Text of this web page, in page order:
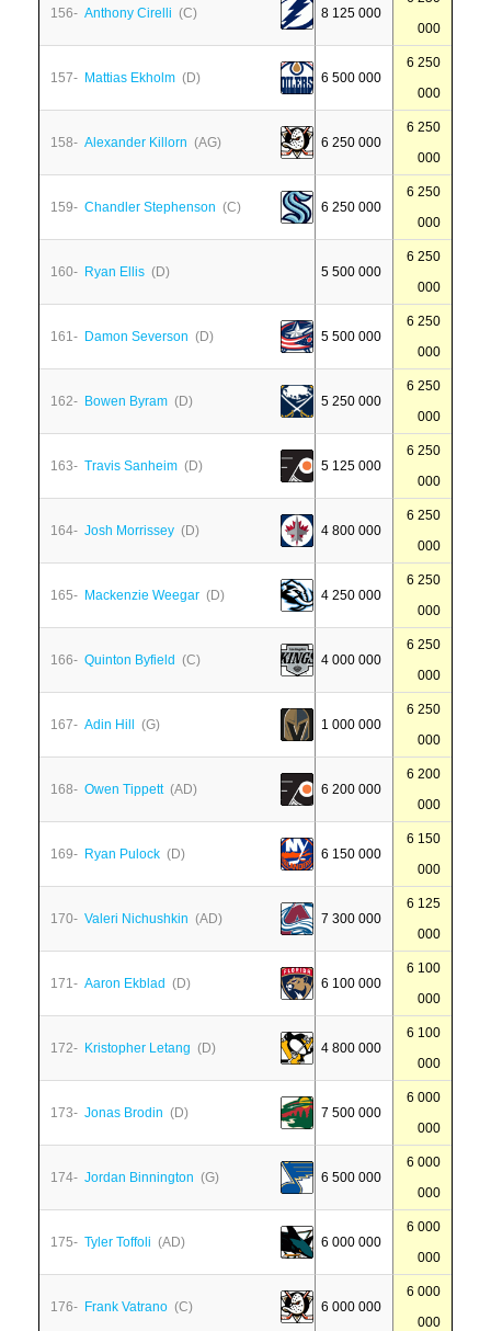
156- Anthony Cirelli (C) 8 125 000
000
157- Mattias Ekholm (D) 6 500 000
6 250
000
158- Alexander Killorn (AG) 6 250 000
6 250
000
159- Chandler Stephenson (C) 6 250 000
6 250
000
160- Ryan Ellis (D) 5 500 000
6 250
000
161- Damon Severson (D) 5 500 000
6 250
000
162- Bowen Byram (D) 5 250 000
6 250
000
163- Travis Sanheim (D) 5 125 000
6 250
000
164- Josh Morrissey (D) 4 800 000
6 250
000
165- Mackenzie Weegar (D) 4 250 000
6 250
000
166- Quinton Byfield (C) 4 000 000
6 250
000
167- Adin Hill (G) 1 000 000
6 250
000
168- Owen Tippett(AD) 6 200 000
6 200
000
169- Ryan Pulock (D) 6 150 000
6 150
000
170- Valeri Nichushkin (AD) 7 300 000
6 125
000
171- Aaron Ekblad (D) 6 100 000
6 100
000
172- Kristopher Letang (D) 4 800 000
6 100
000
173- Jonas Brodin (D) 7 500 000
6 000
000
174- Jordan Binnington (G) 6 500 000
6 000
000
175- Tyler Toffoli (AD) 6 000 000
6 000
000
176- Frank Vatrano (C) 6 000 000
6 000
000